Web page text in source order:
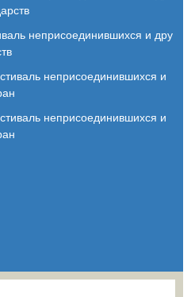
неприсоединившихся и дру
неприсоединившихся и
неприсоединившихся и